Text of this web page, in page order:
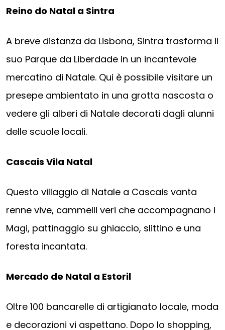
Reino do Natal a Sintra
A breve distanza da Lisbona, Sintra trasforma il
suo Parque da Liberdade in un incantevole
mercatino di Natale. Qui è possibile visitare un
presepe ambientato in una grotta nascosta o
vedere gli alberi di Natale decorati dagli alunni
delle scuole locali.
Cascais Vila Natal
Questo villaggio di Natale a Cascais vanta
renne vive, cammelli veri che accompagnano i
Magi, pattinaggio su ghiaccio, slittino e una
foresta incantata.
Mercado de Natal a Estoril
Oltre 100 bancarelle di artigianato locale, moda
e decorazioni vi aspettano. Dopo lo shopping,